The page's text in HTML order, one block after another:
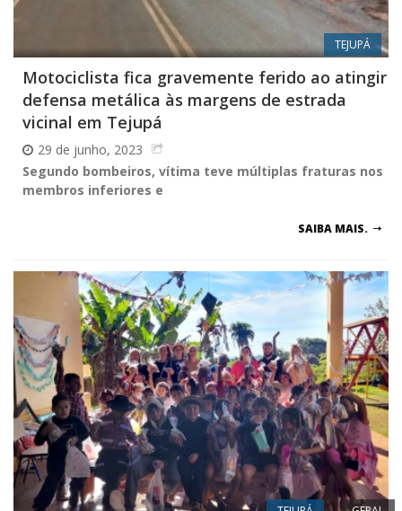
TEJUPÁ
Motociclista fica gravemente ferido ao atingir
defensa metálica às margens de estrada
vicinal em Tejupá
29 de junho, 2023
Segundo bombeiros, vítima teve múltiplas fraturas nos
membros inferiores e
SAIBA MAIS.